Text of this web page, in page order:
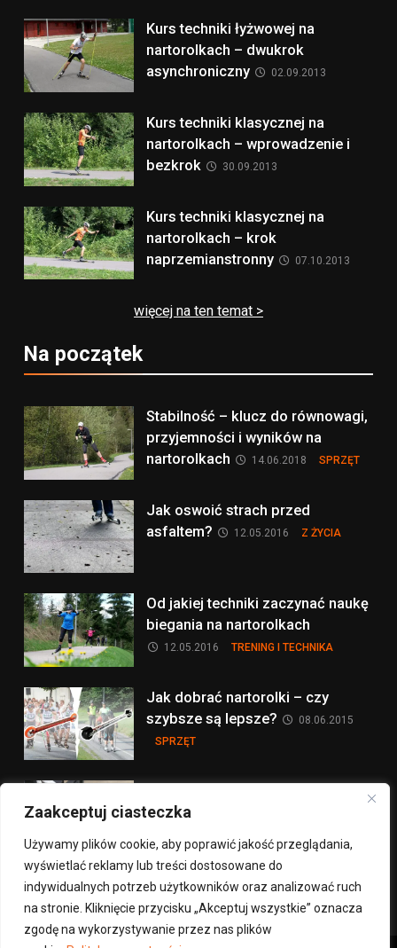
Zaakceptuj ciasteczka
Używamy plików cookie, aby poprawić jakość przeglądania,
wyświetlać reklamy lub treści dostosowane do
indywidualnych potrzeb użytkowników oraz analizować ruch
na stronie. Kliknięcie przycisku „Akceptuj wszystkie” oznacza
zgodę na wykorzystywanie przez nas plików
Kurs techniki łyżwowej na
nartorolkach – dwukrok
asynchroniczny
02.09.2013
Kurs techniki klasycznej na
nartorolkach – wprowadzenie i
bezkrok
30.09.2013
Kurs techniki klasycznej na
nartorolkach – krok
naprzemianstronny
07.10.2013
więcej na ten temat >
Na początek
Stabilność – klucz do równowagi,
przyjemności i wyników na
nartorolkach
14.06.2018 SPRZĘT
Jak oswoić strach przed
asfaltem?
12.05.2016 Z ŻYCIA
Od jakiej techniki zaczynać naukę
biegania na nartorolkach
12.05.2016 TRENING I TECHNIKA
Jak dobrać nartorolki – czy
szybsze są lepsze?
08.06.2015
SPRZĘT
sprzęt
więcej na ten temat >